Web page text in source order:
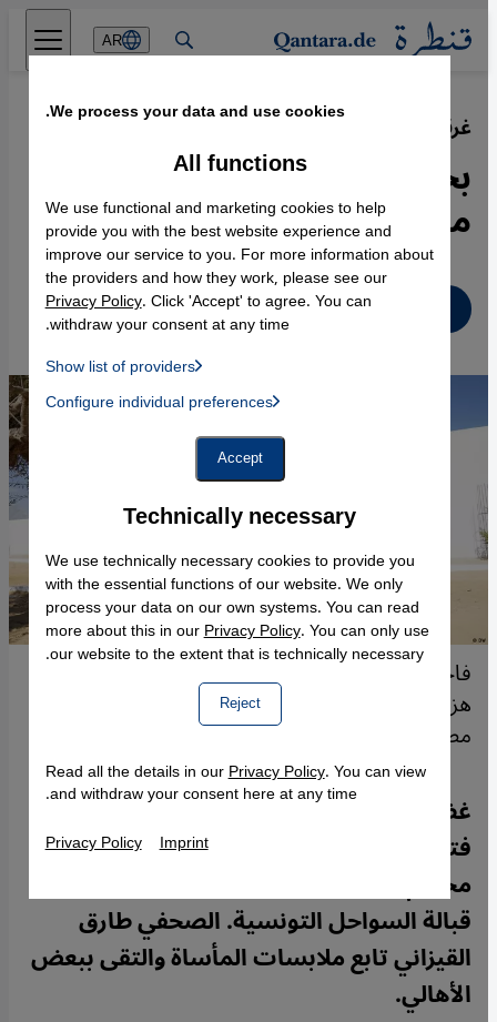
Direkt zum Inhalt springen
AR
غرقى الهجرة قبالة جرجيس في تونس·
25.10.2022
بحث أهالي الضحايا عن حقيقة
مصير أبنائهم
فاجعة غرق مهاجرين قبالة سواحل مدينة جرجيس
هزت تونس ولا يزال بعض الأهالي ينتظرون كشف
مصير أبنائهم.
غضب في تونس فجرته فاجعة غرق أعادت
فتح ملف أزمة الهجرة المعقد وسط نقاش
محتدم حول من يتحمل مسؤولية ما يحصل
قبالة السواحل التونسية. الصحفي طارق
القيزاني تابع ملابسات المأساة والتقى ببعض
الأهالي.
We process your data and use cookies.
Technically necessary
We use technically necessary cookies to provide you
with the essential functions of our website. We only
process your data on our own systems. You can read
more about this in ourPrivacy Policy. You can only use
our website to the extent that is technically necessary.
Reject
All functions
We use functional and marketing cookies to help
provide you with the best website experience and
improve our service to you. For more information about
the providers and how they work, please see our
Privacy Policy. Click 'Accept' to agree. You can
withdraw your consent at any time.
Show list of providers
Instagram Embed, Twitter Embed, Youtube Embed
Facebook Embed / Facebook Connect
Google Maps Embed
Configure individual preferences
Accept
Read all the details in ourPrivacy Policy. You can view
and withdraw your consent here at any time.
Privacy Policy Imprint